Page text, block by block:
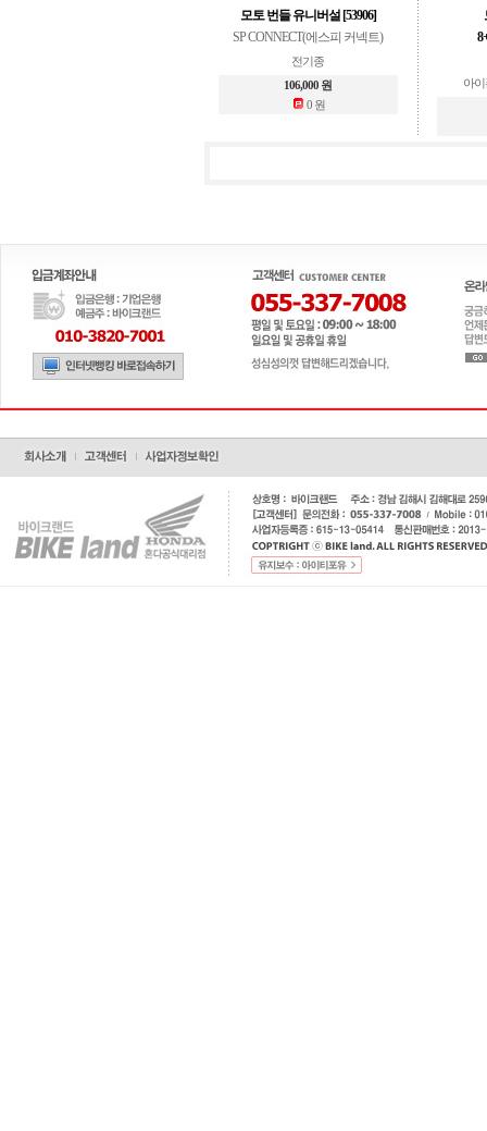
모토 번들 유니버설 [53906]
SP CONNECT(에스피 커넥트)
전기종
106,000 원
0 원
아이